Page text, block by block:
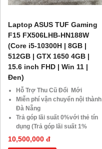
Laptop ASUS TUF Gaming
F15 FX506LHB-HN188W
(Core i5-10300H | 8GB |
512GB | GTX 1650 4GB |
15.6 inch FHD | Win 11 |
Đen)
Hỗ Trợ Thu Cũ Đổi Mới
Miễn phí vận chuyển nội thành
Đà Nẵng
Trả góp lãi suất 0%với thẻ tín
dụng (Trả góp lãi suất 1%
HDsaison - chỉ cần CMND
BLX hoặc hộ khẩu gốc )
10,500,000 đ